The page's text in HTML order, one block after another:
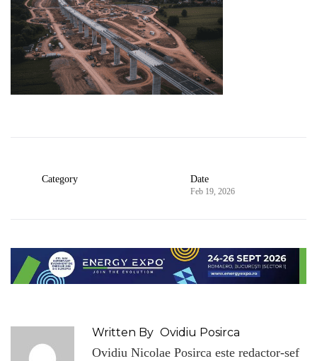
Category Date
Feb 19, 2026
Written By Ovidiu Posirca
Ovidiu Nicolae Posirca este redactor-sef